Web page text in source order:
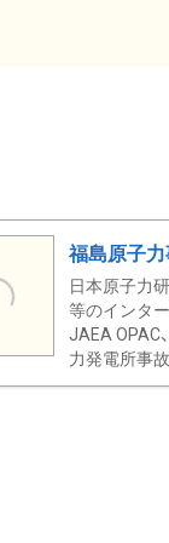
福島原子
日本原子力
等のインタ
JAEA OPAC
力発電所事